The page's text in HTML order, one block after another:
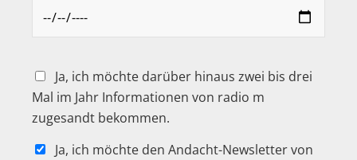
Ja, ich möchte darüber hinaus zwei bis drei
Mal im Jahr Informationen von radio m
zugesandt bekommen.
Ja, ich möchte den Andacht-Newsletter von